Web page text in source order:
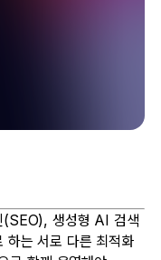
(SEO), 생성형 AI 검색
는 서로 다른 최적화